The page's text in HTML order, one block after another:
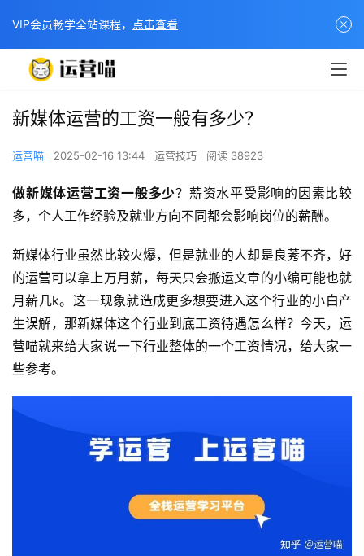
新媒体运营的工资一般有多少？
运营喵 2025-02-16 13:44 运营技巧 阅读 38923
做新媒体运营工资一般多少？薪资水平受影响的因素比较
多，个人工作经验及就业方向不同都会影响岗位的薪酬。
新媒体行业虽然比较火爆，但是就业的人却是良莠不齐，好
的运营可以拿上万月薪，每天只会搬运文章的小编可能也就
月薪几k。这一现象就造成更多想要进入这个行业的小白产
生误解，那新媒体这个行业到底工资待遇怎么样？今天，运
营喵就来给大家说一下行业整体的一个工资情况，给大家一
些参考。
VIP会员畅学全站课程， 点击查看